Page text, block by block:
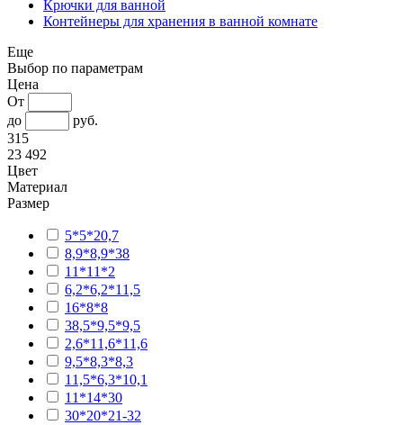
Крючки для ванной
Контейнеры для хранения в ванной комнате
Еще
Выбор по параметрам
Цена
От
до
руб.
315
23 492
Цвет
Материал
Размер
5*5*20,7
8,9*8,9*38
11*11*2
6,2*6,2*11,5
16*8*8
38,5*9,5*9,5
2,6*11,6*11,6
9,5*8,3*8,3
11,5*6,3*10,1
11*14*30
30*20*21-32